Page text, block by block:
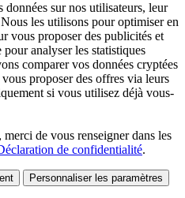
sur nos utilisateurs, leur
les utilisons pour optimiser en
vous proposer des publicités et
analyser les statistiques
comparer vos données cryptées
proposer des offres via leurs
si vous utilisez déjà vous-
de vous renseigner dans les
de confidentialité.
Personnaliser les paramètres